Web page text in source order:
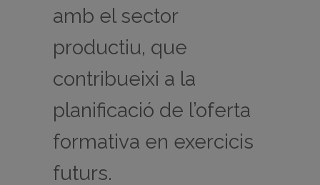
amb el sector
productiu, que
contribueixi a la
planificació de l’oferta
formativa en exercicis
futurs.